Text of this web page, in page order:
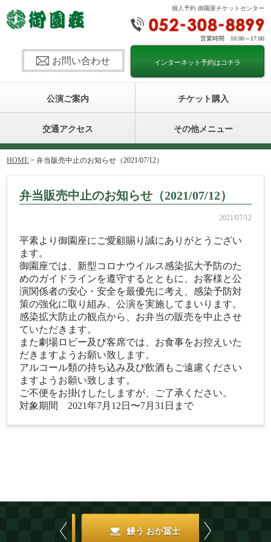
個人予約 御園座チケットセンター
営業時間 10:00～17:00
インターネット予約はコチラ
お問い合わせ
公演ご案内 チケット購入
交通アクセス その他メニュー
HOME > 弁当販売中止のお知らせ（2021/07/12）
弁当販売中止のお知らせ（2021/07/12）
2021/07/12
平素より御園座にご愛顧賜り誠にありがとうござい
ます。
御園座では、新型コロナウイルス感染拡大予防のた
めのガイドラインを遵守するとともに、お客様と公
演関係者の安心・安全を最優先に考え、感染予防対
策の強化に取り組み、公演を実施してまいります。
感染拡大防止の観点から、お弁当の販売を中止させ
ていただきます。
また劇場ロビー及び客席では、お食事をお控えいた
だきますようお願い致します。
アルコール類の持ち込み及び飲酒もご遠慮ください
ますようお願い致します。
ご不便をお掛けしたしますが、ご了承ください。
対象期間 2021年7月12日〜7月31日まで
鰻う おか冨士